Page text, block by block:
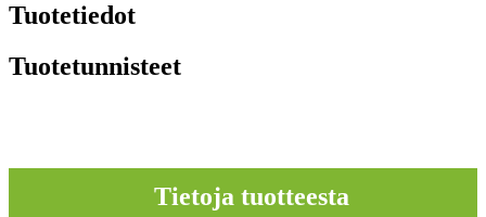
Tuotetiedot
Tuotetunnisteet
Tietoja tuotteesta